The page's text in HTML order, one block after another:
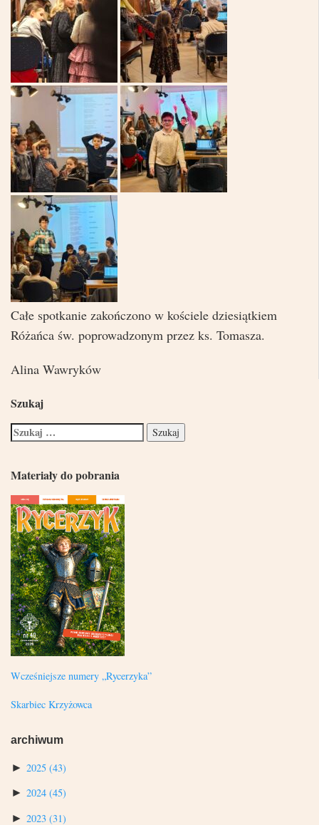
Całe spotkanie zakończono w kościele dziesiątkiem
Różańca św. poprowadzonym przez ks. Tomasza.
Alina Wawryków
Szukaj
Materiały do pobrania
Wcześniejsze numery „Rycerzyka”
Skarbiec Krzyżowca
archiwum
► 2025 (43)
► 2024 (45)
► 2023 (31)